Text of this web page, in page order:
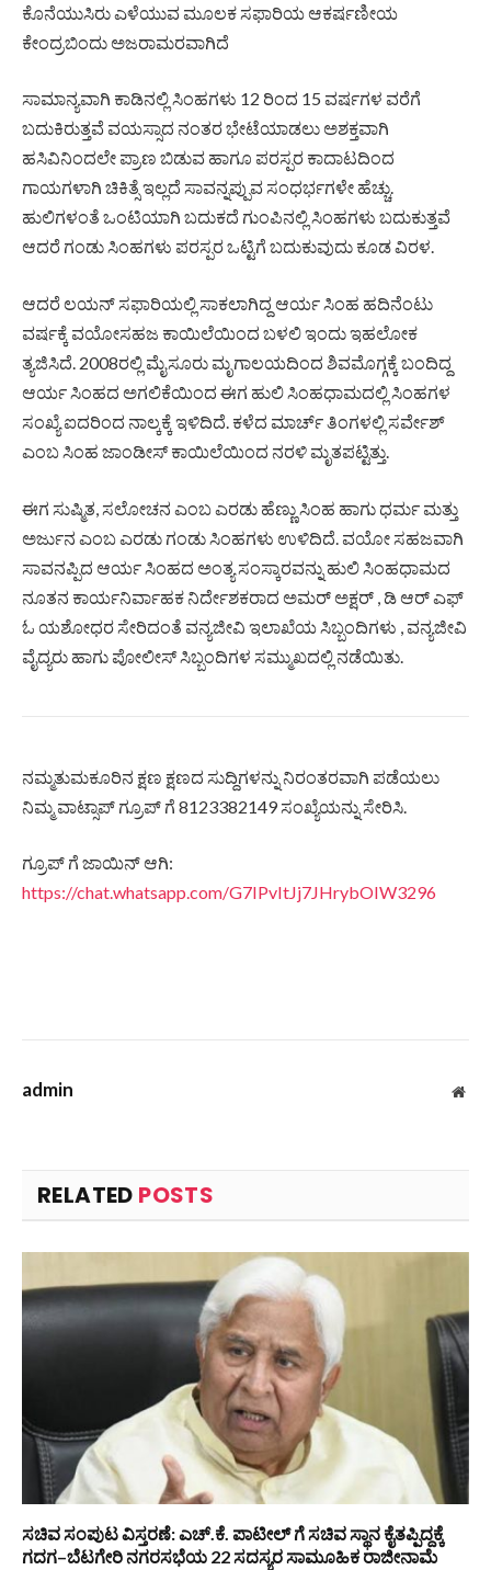
ಕೊನೆಯುಸಿರು ಎಳೆಯುವ ಮೂಲಕ ಸಫಾರಿಯ ಆಕರ್ಷಣೀಯ
ಕೇಂದ್ರಬಿಂದು ಅಜರಾಮರವಾಗಿದೆ
ಸಾಮಾನ್ಯವಾಗಿ ಕಾಡಿನಲ್ಲಿ ಸಿಂಹಗಳು 12 ರಿಂದ 15 ವರ್ಷಗಳ ವರೆಗೆ
ಬದುಕಿರುತ್ತವೆ ವಯಸ್ಸಾದ ನಂತರ ಭೇಟೆಯಾಡಲು ಅಶಕ್ತವಾಗಿ
ಹಸಿವಿನಿಂದಲೇ ಪ್ರಾಣ ಬಿಡುವ ಹಾಗೂ ಪರಸ್ಪರ ಕಾದಾಟದಿಂದ
ಗಾಯಗಳಾಗಿ ಚಿಕಿತ್ಸೆ ಇಲ್ಲದೆ ಸಾವನ್ನಪ್ಪುವ ಸಂಧರ್ಭಗಳೇ ಹೆಚ್ಚು.
ಹುಲಿಗಳಂತೆ ಒಂಟಿಯಾಗಿ ಬದುಕದೆ ಗುಂಪಿನಲ್ಲಿ ಸಿಂಹಗಳು ಬದುಕುತ್ತವೆ
ಆದರೆ ಗಂಡು ಸಿಂಹಗಳು ಪರಸ್ಪರ ಒಟ್ಟಿಗೆ ಬದುಕುವುದು ಕೂಡ ವಿರಳ.
ಆದರೆ ಲಯನ್ ಸಫಾರಿಯಲ್ಲಿ ಸಾಕಲಾಗಿದ್ದ ಆರ್ಯ ಸಿಂಹ ಹದಿನೆಂಟು
ವರ್ಷಕ್ಕೆ ವಯೋಸಹಜ ಕಾಯಿಲೆಯಿಂದ ಬಳಲಿ ಇಂದು ಇಹಲೋಕ
ತ್ಯಜಿಸಿದೆ. 2008ರಲ್ಲಿ ಮೈಸೂರು ಮೃಗಾಲಯದಿಂದ ಶಿವಮೊಗ್ಗಕ್ಕೆ ಬಂದಿದ್ದ
ಆರ್ಯ ಸಿಂಹದ ಅಗಲಿಕೆಯಿಂದ ಈಗ ಹುಲಿ ಸಿಂಹಧಾಮದಲ್ಲಿ ಸಿಂಹಗಳ
ಸಂಖ್ಯೆ ಐದರಿಂದ ನಾಲ್ಕಕ್ಕೆ ಇಳಿದಿದೆ. ಕಳೆದ ಮಾರ್ಚ್ ತಿಂಗಳಲ್ಲಿ ಸರ್ವೇಶ್
ಎಂಬ ಸಿಂಹ ಜಾಂಡೀಸ್ ಕಾಯಿಲೆಯಿಂದ ನರಳಿ ಮೃತಪಟ್ಟಿತ್ತು.
ಈಗ ಸುಷ್ಮಿತ, ಸಲೋಚನ ಎಂಬ ಎರಡು ಹೆಣ್ಣು ಸಿಂಹ ಹಾಗು ಧರ್ಮ ಮತ್ತು
ಅರ್ಜುನ ಎಂಬ ಎರಡು ಗಂಡು ಸಿಂಹಗಳು ಉಳಿದಿದೆ. ವಯೋ ಸಹಜವಾಗಿ
ಸಾವನಪ್ಪಿದ ಆರ್ಯ ಸಿಂಹದ ಅಂತ್ಯ ಸಂಸ್ಕಾರವನ್ನು ಹುಲಿ ಸಿಂಹಧಾಮದ
ನೂತನ ಕಾರ್ಯನಿರ್ವಾಹಕ ನಿರ್ದೇಶಕರಾದ ಅಮರ್ ಅಕ್ಷರ್ , ಡಿ ಆರ್ ಎಫ್
ಓ ಯಶೋಧರ ಸೇರಿದಂತೆ ವನ್ಯಜೀವಿ ಇಲಾಖೆಯ ಸಿಬ್ಬಂದಿಗಳು , ವನ್ಯಜೀವಿ
ವೈದ್ಯರು ಹಾಗು ಪೋಲೀಸ್ ಸಿಬ್ಬಂದಿಗಳ ಸಮ್ಮುಖದಲ್ಲಿ ನಡೆಯಿತು.
ನಮ್ಮತುಮಕೂರಿನ ಕ್ಷಣ ಕ್ಷಣದ ಸುದ್ದಿಗಳನ್ನು ನಿರಂತರವಾಗಿ ಪಡೆಯಲು
ನಿಮ್ಮ ವಾಟ್ಸಾಪ್ ಗ್ರೂಪ್ ಗೆ 8123382149 ಸಂಖ್ಯೆಯನ್ನು ಸೇರಿಸಿ.
ಗ್ರೂಪ್ ಗೆ ಜಾಯಿನ್ ಆಗಿ:
https://chat.whatsapp.com/G7IPvItJj7JHrybOIW3296
admin
RELATED POSTS
ಸಚಿವ ಸಂಪುಟ ವಿಸ್ತರಣೆ: ಎಚ್.ಕೆ. ಪಾಟೀಲ್ ಗೆ ಸಚಿವ ಸ್ಥಾನ ಕೈತಪ್ಪಿದ್ದಕ್ಕೆ
ಗದಗ–ಬೆಟಗೇರಿ ನಗರಸಭೆಯ 22 ಸದಸ್ಯರ ಸಾಮೂಹಿಕ ರಾಜೀನಾಮೆ